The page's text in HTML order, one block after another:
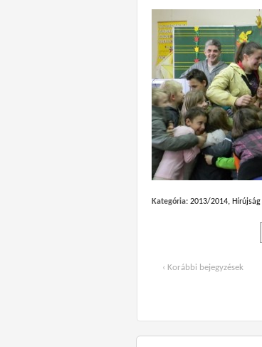
Kategória: 2013/2014, Hírújság
‹ Korábbi bejegyzések